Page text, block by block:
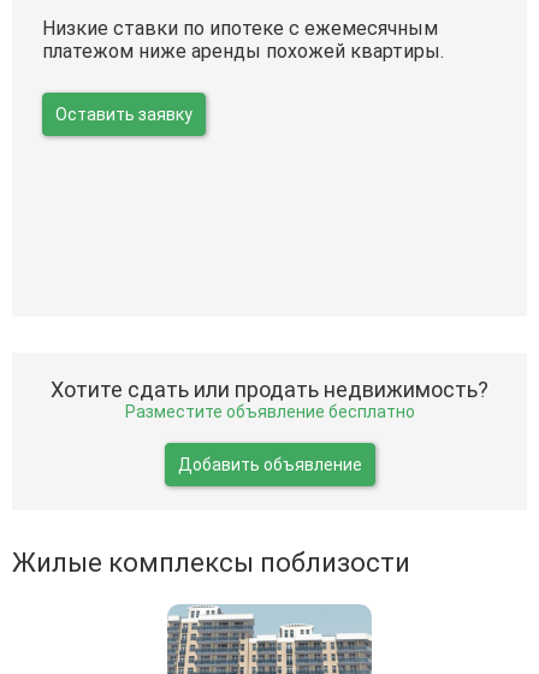
Низкие ставки по ипотеке с ежемесячным
платежом ниже аренды похожей квартиры.
Оставить заявку
Хотите сдать или продать недвижимость?
Разместите объявление бесплатно
Добавить объявление
Жилые комплексы поблизости